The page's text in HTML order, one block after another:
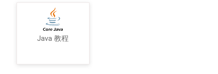
Java 教程